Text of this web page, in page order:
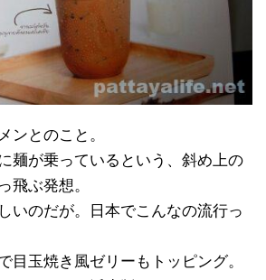
ンとのこと。
麺が乗っているという、斜め上の
飛ぶ発想。
いのだが。日本でこんなの流行っ
目玉焼き風ゼリーもトッピング。